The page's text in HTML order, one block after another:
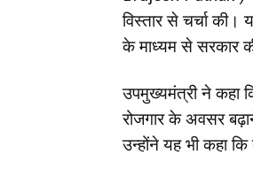
विस्तार से चर्चा की।
के माध्यम से सरकार
उपमुख्यमंत्री ने कहा
रोजगार के अवसर
उन्होंने यह भी कहा